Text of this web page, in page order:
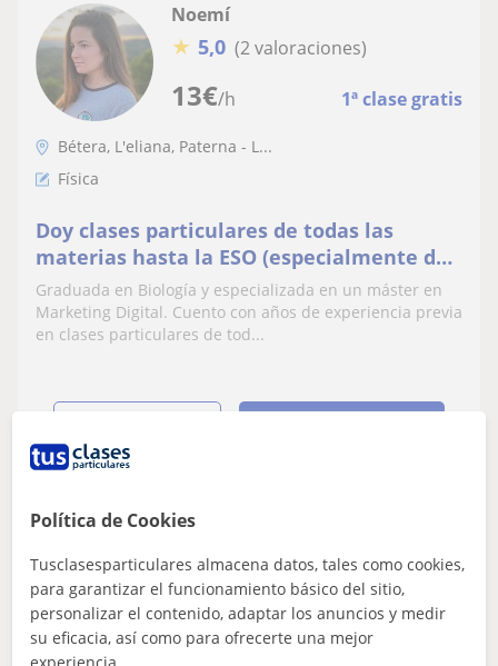
13€/h 1ª clase gratis
Noemí
★ 5,0 (2 valoraciones)
Bétera, L'eliana, Paterna - L...
Física
Doy clases particulares de todas las
materias hasta la ESO (especialmente de
las pertenecientes a la rama científica)
Graduada en Biología y especializada en un máster en
Marketing Digital. Cuento con años de experiencia previa
en clases particulares de tod...
15€/h
★ 4,0 (1 valoraciones)
Política de Cookies
Tusclasesparticulares almacena datos, tales como cookies,
para garantizar el funcionamiento básico del sitio,
personalizar el contenido, adaptar los anuncios y medir
su eficacia, así como para ofrecerte una mejor
experiencia.